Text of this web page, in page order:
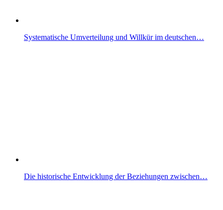
Systematische Umverteilung und Willkür im deutschen…
Die historische Entwicklung der Beziehungen zwischen…